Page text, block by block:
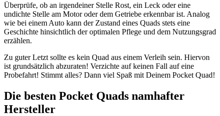
Überprüfe, ob an irgendeiner Stelle Rost, ein Leck oder eine
undichte Stelle am Motor oder dem Getriebe erkennbar ist. Analog
wie bei einem Auto kann der Zustand eines Quads stets eine
Geschichte hinsichtlich der optimalen Pflege und dem Nutzungsgrad
erzählen.
Zu guter Letzt sollte es kein Quad aus einem Verleih sein. Hiervon
ist grundsätzlich abzuraten! Verzichte auf keinen Fall auf eine
Probefahrt! Stimmt alles? Dann viel Spaß mit Deinem Pocket Quad!
Die besten Pocket Quads namhafter
Hersteller